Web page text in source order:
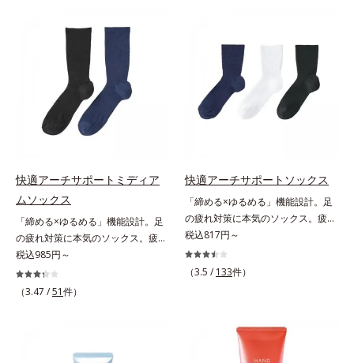
ージ。フルーツ風味だから、おやつ
感覚でおいしく楽しく続けられま
に必要な鉄分の不足分を効率よく1
本で補給できます。赤ブドウと白ブ
ドウの果汁をすっきり飲みやすくブ
レンド。フレッシュな味なので、ゴ
クゴク飲めるおいしさです。* 「五
訂増補日本食品標準成分表2020」
より、ほうれん草（ゆで）1束210g
ックスやニーハイソックスが苦手な
方にもおすすめです。靴ひもをゆる
めずにはけるスニーカーなどを手軽
にはけるのも魅力です。生地が厚ぼ
ったくないので靴ひもをゆるめずに
快適アーチサポートミディア
ムソックス
「締める×ゆるめる」機能設計。足
の疲れ対策に本気のソックス。疲れ
がたまる土踏まずを強力にサポート
足は、思いのほか疲れがたまる場
所。毎晩「ダル重」の方も多いので
を発揮。家に帰って脱いだ瞬間、そ
税込985円～
（3.47 /51件）
快適アーチサポートソックス
「締める×ゆるめる」機能設計。足
の疲れ対策に本気のソックス。疲れ
がたまる土踏まずを強力にサポート
足は、思いのほか疲れがたまる場
所。毎晩「ダル重」の方も多いので
を発揮。家に帰って脱いだ瞬間、そ
の威力がわかります。
税込817円～
（3.5 / 133件）